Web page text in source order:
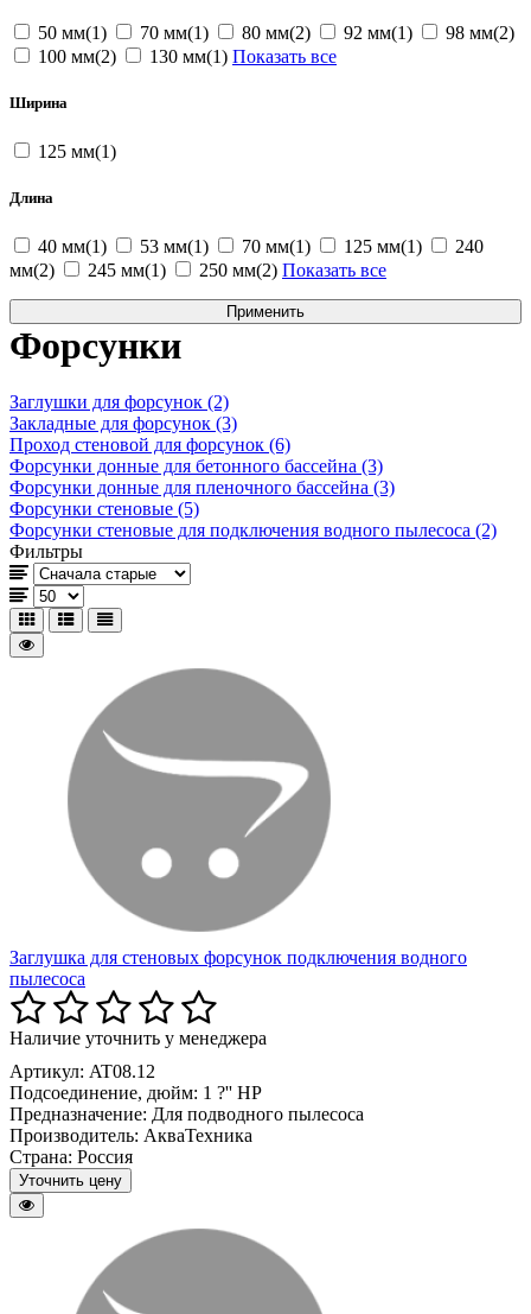
50 мм(1) 70 мм(1) 80 мм(2) 92 мм(1)
98 мм(2)
100 мм(2)
130 мм(1) Показать все
Ширина
125 мм(1)
Длина
40 мм(1) 53 мм(1) 70 мм(1) 125 мм(1)
240
мм(2)
245 мм(1) 250 мм(2) Показать все
Форсунки
Заглушки для форсунок (2)
Закладные для форсунок (3)
Проход стеновой для форсунок (6)
Форсунки донные для бетонного бассейна (3)
Форсунки донные для пленочного бассейна (3)
Форсунки стеновые (5)
Форсунки стеновые для подключения водного пылесоса (2)
Фильтры
Заглушка для стеновых форсунок подключения водного
пылесоса
Наличие уточнить у менеджера
Артикул: AT08.12
Подсоединение, дюйм: 1 ?'' HP
Предназначение: Для подводного пылесоса
Производитель: АкваТехника
Страна: Россия
Уточнить цену